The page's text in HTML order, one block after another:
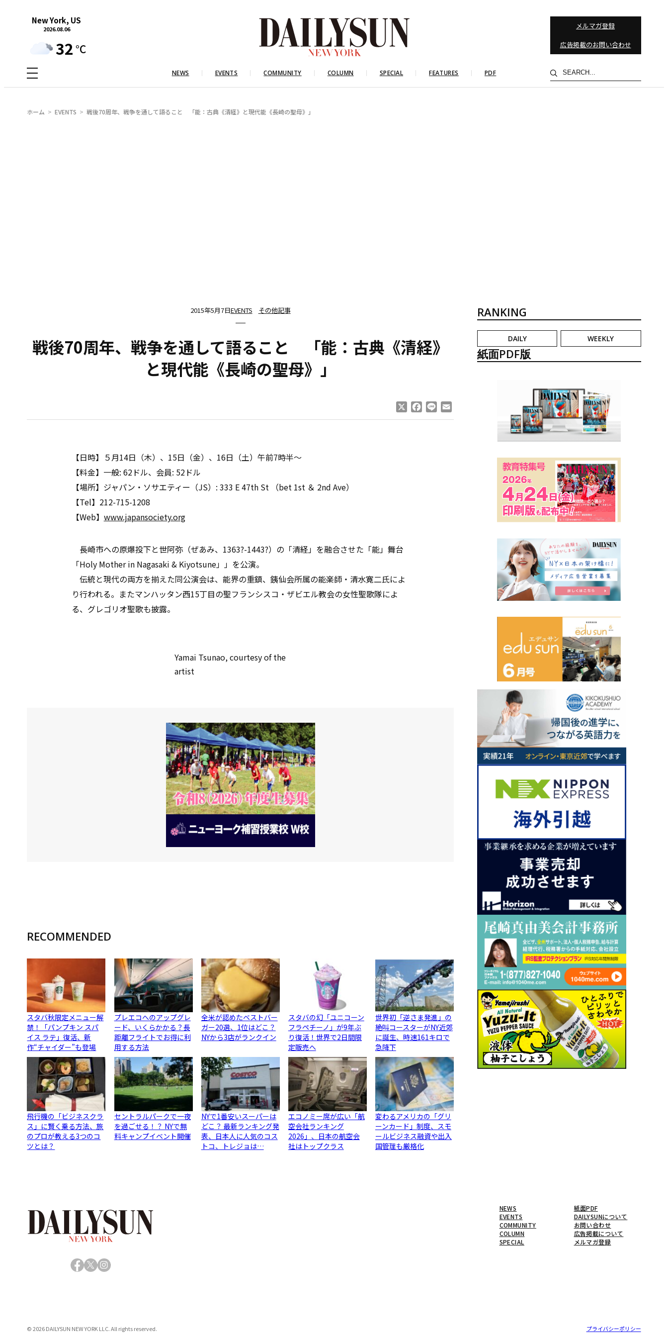
New York, US
2026.08.06
32 °C
メルマガ登録
広告掲載のお問い合わせ
NEWS EVENTS COMMUNITY COLUMN SPECIAL FEATURES PDF
検
索
ホーム EVENTS 戦後70周年、戦争を通して語ること 「能：古典《清経》と現代能《長崎の聖母》」
2015年5月7日EVENTS その他記事
戦後70周年、戦争を通して語ること 「能：古典《清経》
と現代能《長崎の聖母》」
Facebook
Line
【日時】５月14日（木）、15日（金）、16日（土）午前7時半〜
【料金】一般: 62ドル、会員: 52ドル
【場所】ジャパン・ソサエティー（JS）: 333 E 47th St （bet 1st ＆ 2nd Ave）
【Tel】212-715-1208
【Web】 www.japansociety.org
長崎市への原爆投下と世阿弥（ぜあみ、1363?-1443?）の「清経」を融合させた「能」舞台
「Holy Mother in Nagasaki & Kiyotsune」」を公演。
伝統と現代の両方を揃えた同公演会は、能界の重鎮、銕仙会所属の能楽師・清水寛二氏によ
り行われる。またマンハッタン西15丁目の聖フランシスコ・ザビエル教会の女性聖歌隊によ
る、グレゴリオ聖歌も披露。
Yamai Tsunao, courtesy of the
artist
RECOMMENDED
スタバ秋限定メニュー解
禁！「パンプキン スパ
イス ラテ」復活、新
作“チャイダー”も登場
プレエコへのアップグレ
ード、いくらかかる？長
距離フライトでお得に利
用する方法
全米が認めたベストバー
ガー20選、1位はどこ？
NYから3店がランクイン
スタバの幻「ユニコーン
フラペチーノ」が9年ぶ
り復活！世界で2日間限
定販売へ
世界初「逆さま発進」の
絶叫コースターがNY近郊
に誕生、時速161キロで
急降下
飛行機の「ビジネスクラ
ス」に賢く乗る方法、旅
のプロが教える3つのコ
ツとは？
セントラルパークで一夜
を過ごせる！？ NYで無
料キャンプイベント開催
NYで1番安いスーパーは
どこ？ 最新ランキング発
表、日本人に人気のコス
トコ、トレジョは…
エコノミー席が広い「航
空会社ランキング
2026」、日本の航空会
社はトップクラス
変わるアメリカの「グリ
ーンカード」制度、スモ
ールビジネス融資や出入
国管理も厳格化
RANKING
DAILY WEEKLY
紙面PDF版
Facebook
X Instagram
NEWS
EVENTS
COMMUNITY
COLUMN
SPECIAL
紙面PDF
DAILYSUNについて
お問い合わせ
広告掲載について
メルマガ登録
© 2026 DAILYSUN NEW YORK LLC. All rights reserved. プライバシーポリシー